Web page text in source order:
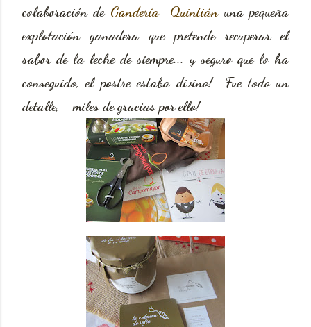
colaboración de Gandería Quintiánuna pequeña
explotación ganadera que pretende recuperar el
sabor de la leche de siempre... y seguro que lo ha
conseguido, el postre estaba divino! Fue todo un
detalle, miles de gracias por ello!